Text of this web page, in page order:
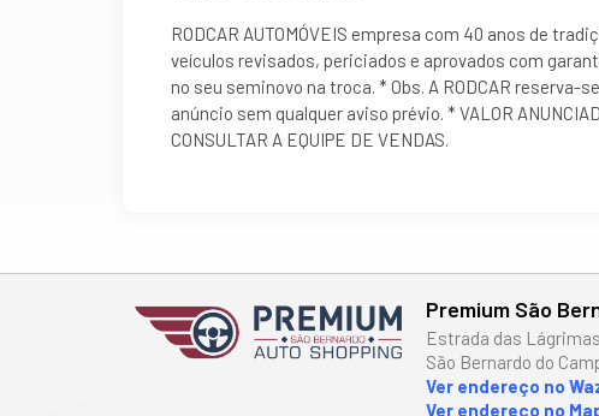
RODCAR AUTOMÓVEIS empresa com 40 anos de
veículos revisados, periciados e aprovados com
no seu seminovo na troca. * Obs. A RODCAR
anúncio sem qualquer aviso prévio. * VALOR
CONSULTAR A EQUIPE DE VENDAS.
Premium São
Estrada das
São Bernardo do
Ver endereço no
Ver endereço no